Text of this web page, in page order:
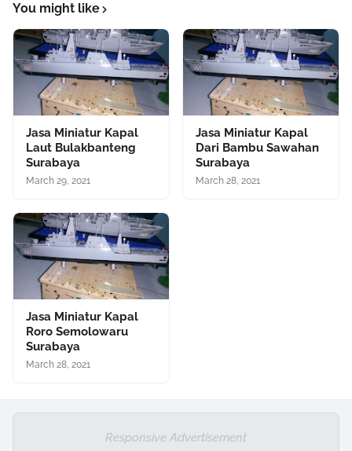
You might like
Jasa Miniatur Kapal
Laut Bulakbanteng
Surabaya
March 29, 2021
Jasa Miniatur Kapal
Dari Bambu Sawahan
Surabaya
March 28, 2021
Jasa Miniatur Kapal
Roro Semolowaru
Surabaya
March 28, 2021
Responsive Advertisement